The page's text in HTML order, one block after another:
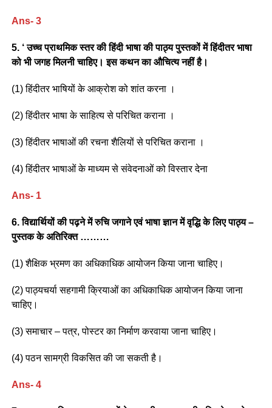
Ans- 3
5. ‘ उच्च प्राथमिक स्तर की हिंदी भाषा की पाठ्य पुस्तकों में हिंदीतर भाषा
को भी जगह मिलनी चाहिए। इस कथन का औचित्य नहीं है।
(1) हिंदीतर भाषियों के आक्रोश को शांत करना ।
(2) हिंदीतर भाषा के साहित्य से परिचित कराना ।
(3) हिंदीतर भाषाओं की रचना शैलियों से परिचित कराना ।
(4) हिंदीतर भाषाओं के माध्यम से संवेदनाओं को विस्तार देना
Ans- 1
6. विद्यार्थियों की पढ़ने में रुचि जगाने एवं भाषा ज्ञान में वृद्धि के लिए पाठ्य –
पुस्तक के अतिरिक्त ………
(1) शैक्षिक भ्रमण का अधिकाधिक आयोजन किया जाना चाहिए।
(2) पाठ्यचर्या सहगामी क्रियाओं का अधिकाधिक आयोजन किया जाना
चाहिए।
(3) समाचार – पत्र, पोस्टर का निर्माण करवाया जाना चाहिए।
(4) पठन सामग्री विकसित की जा सकती है।
Ans- 4